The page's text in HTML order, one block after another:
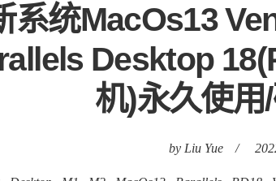
，高朋满座，胜友如云，Vmware
位于C位王座上的Parallels怅惘抬头
视。 是的，如果说虚拟机领域有
书，功能满格，美中不足之处就是
上没有任何一款虚拟机产品在产品